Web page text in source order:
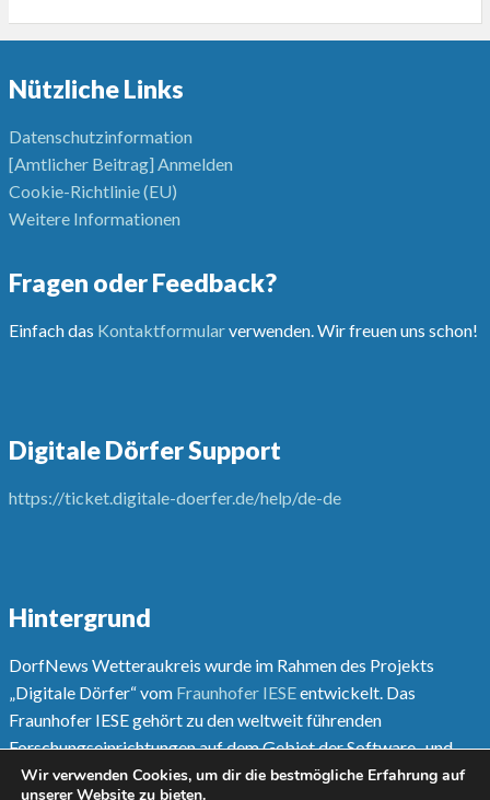
Nützliche Links
Datenschutzinformation
[Amtlicher Beitrag] Anmelden
Cookie-Richtlinie (EU)
Weitere Informationen
Fragen oder Feedback?
Einfach das Kontaktformularverwenden. Wir freuen uns schon!
Digitale Dörfer Support
https://ticket.digitale-doerfer.de/help/de-de
Hintergrund
DorfNews Wetteraukreis wurde im Rahmen des Projekts
„Digitale Dörfer“ vom Fraunhofer IESEentwickelt. Das
Fraunhofer IESE gehört zu den weltweit führenden
Forschungseinrichtungen auf dem Gebiet der Software- und
Systementwicklungsmethoden.
Wir verwenden Cookies, um dir die bestmögliche Erfahrung auf
unserer Website zu bieten.